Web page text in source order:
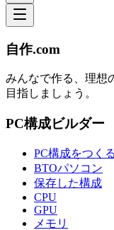
自作.com
みんなで作る、理想
目指しましょう。
PC構成ビルダー
PC構成をつくる
BTOパソコン
保存した構成
CPU
GPU
メモリ